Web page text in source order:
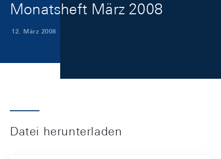
Monatsheft März 2008
12. März 2008
Datei herunterladen